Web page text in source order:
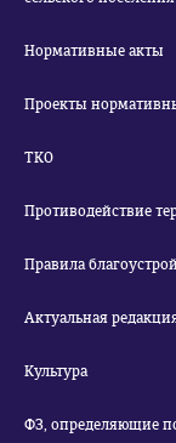
Нормативные акты
Проекты
ТКО
Противодействие
Правила
Актуальная
Культура
ФЗ, определяющие